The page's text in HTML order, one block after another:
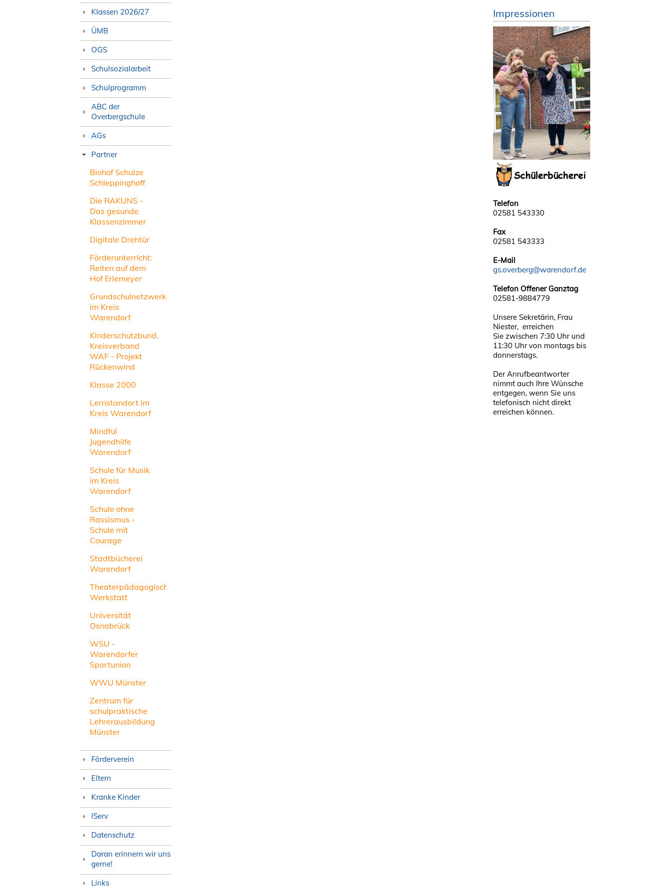
Klassen 2026/27
ÜMB
OGS
Schulsozialarbeit
Schulprogramm
ABC der
Overbergschule
AGs
Partner
Biohof Schulze
Schleppinghoff
Die RAKUNS -
Das gesunde
Klassenzimmer
Digitale Drehtür
Förderunterricht:
Reiten auf dem
Hof Erlemeyer
Grundschulnetzwerke
im Kreis
Warendorf
Kinderschutzbund,
Kreisverband
WAF - Projekt
Rückenwind
Klasse 2000
Lernstandort im
Kreis Warendorf
Mindful
Jugendhilfe
Warendorf
Schule für Musik
im Kreis
Warendorf
Schule ohne
Rassismus -
Schule mit
Courage
Stadtbücherei
Warendorf
Theaterpädagogische
Werkstatt
Universität
Osnabrück
WSU -
Warendorfer
Sportunion
WWU Münster
Zentrum für
schulpraktische
Lehrerausbildung
Münster
Förderverein
Eltern
Kranke Kinder
IServ
Datenschutz
Daran erinnern wir uns
gerne!
Links
Impressionen
Telefon
02581 543330
Fax
02581 543333
E-Mail
gs.overberg@warendorf.de
Telefon Offener Ganztag
02581-9884779
Unsere Sekretärin, Frau
Niester, erreichen
Sie zwischen 7:30 Uhr und
11:30 Uhr von montags bis
donnerstags.
Der Anrufbeantworter
nimmt auch Ihre Wünsche
entgegen, wenn Sie uns
telefonisch nicht direkt
erreichen können.